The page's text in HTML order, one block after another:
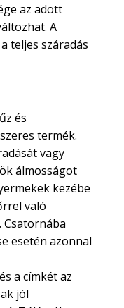
az adott
A
teljes száradás
és
termék.
vagy
álmosságot
kezébe
való
Csatornába
esetén azonnal
a címkét az
jól